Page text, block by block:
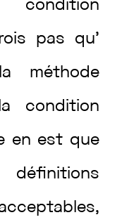
condition
pas qu’
la méthode
la condition
en est que
définitions
,